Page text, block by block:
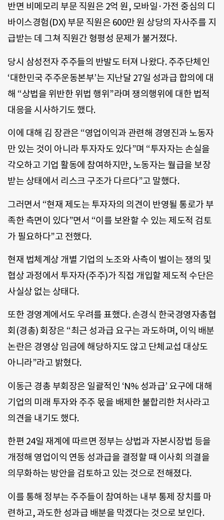
반면 비메모리 부문 직원은 2억 원, 모바일·가전 중심의 디
바이스경험(DX) 부문 직원은 600만 원 상당의 자사주를 지
급받는 데 그쳐 직원간 형평성 문제가 불거졌다.
당시 삼성전자 주주들의 반발도 터져 나왔다. 주주단체인
‘대한민국 주주운동본부’는 지난달 27일 성과급 합의에 대
해 “상법을 위반한 위법 행위”라며 쟁의행위에 대한 법적
대응을 시사하기도 했다.
이에 대해 김 장관은 “영업이익과 관련해 경영진과 노동자
만 있는 것이 아니라 투자자도 있다”며 “투자자는 손실을
각오하고 기업 활동에 참여하지만, 노동자는 월급을 보장
받는 상태에서 리스크 구조가 다르다”고 말했다.
그러면서 “현재 제도는 투자자의 의견이 반영될 통로가 부
족한 측면이 있다”면서 “이를 보완할 수 있는 제도적 검토
가 필요하다”고 전했다.
현재 법체계상 개별 기업의 노조와 사측이 벌이는 쟁의 및
협상 과정에서 투자자(주주)가 직접 개입할 제도적 수단은
사실상 없는 상태다.
또한 경영계에서도 우려를 표했다. 손경식 한국경영자총협
회(경총) 회장은 “최근 성과급 요구는 과도하며, 이익 배분
논란은 경영상 임금에 해당하지도 않고 단체교섭 대상도
아니라”라고 밝혔다.
이동근 경총 부회장은 일괄적인 ‘N% 성과급’ 요구에 대해
기업의 미래 투자와 주주 몫을 배제한 불합리한 처사라고
의견을 내기도 했다.
한편 24일 재계에 따르면 정부는 상법과 자본시장법 등을
개정해 영업이익 연동 성과급을 결정할 때 이사회 의결을
의무화하는 방안을 검토하고 있는 것으로 전해졌다.
이를 통해 정부는 주주들이 참여하는 내부 통제 장치를 마
련하고, 과도한 성과급 배분을 막겠다는 것으로 보인다.